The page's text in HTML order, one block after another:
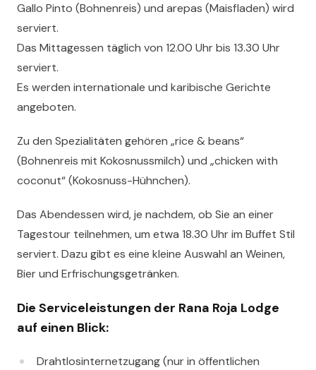
Gallo Pinto (Bohnenreis) und arepas (Maisfladen) wird
serviert.
Das Mittagessen täglich von 12.00 Uhr bis 13.30 Uhr
serviert.
Es werden internationale und karibische Gerichte
angeboten.
Zu den Spezialitäten gehören „rice & beans“
(Bohnenreis mit Kokosnussmilch) und „chicken with
coconut“ (Kokosnuss-Hühnchen).
Das Abendessen wird, je nachdem, ob Sie an einer
Tagestour teilnehmen, um etwa 18.30 Uhr im Buffet Stil
serviert. Dazu gibt es eine kleine Auswahl an Weinen,
Bier und Erfrischungsgetränken.
Die Serviceleistungen der Rana Roja Lodge
auf einen Blick:
Drahtlosinternetzugang (nur in öffentlichen